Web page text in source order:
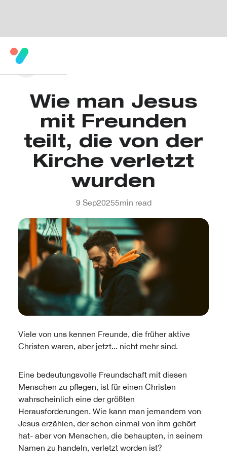
Wie man Jesus
mit Freunden
teilt, die von der
Kirche verletzt
wurden
9 Sep20255min read
Viele von uns kennen Freunde, die früher aktive
Christen waren, aber jetzt... nicht mehr sind.
Eine bedeutungsvolle Freundschaft mit diesen
Menschen zu pflegen, ist für einen Christen
wahrscheinlich eine der größten
Herausforderungen. Wie kann man jemandem von
Jesus erzählen, der schon einmal von ihm gehört
hat- aber von Menschen, die behaupten, in seinem
Namen zu handeln, verletzt worden ist?